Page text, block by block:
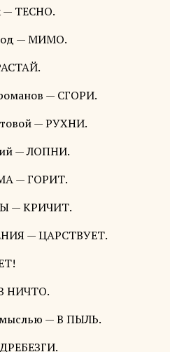
— ТЕСНО.
— МИМО.
— СГОРИ.
— РУХНИ.
— ЛОПНИ.
— ГОРИТ.
— КРИЧИТ.
— ЦАРСТВУЕТ.
НИЧТО.
мыслью — В ПЫЛЬ.